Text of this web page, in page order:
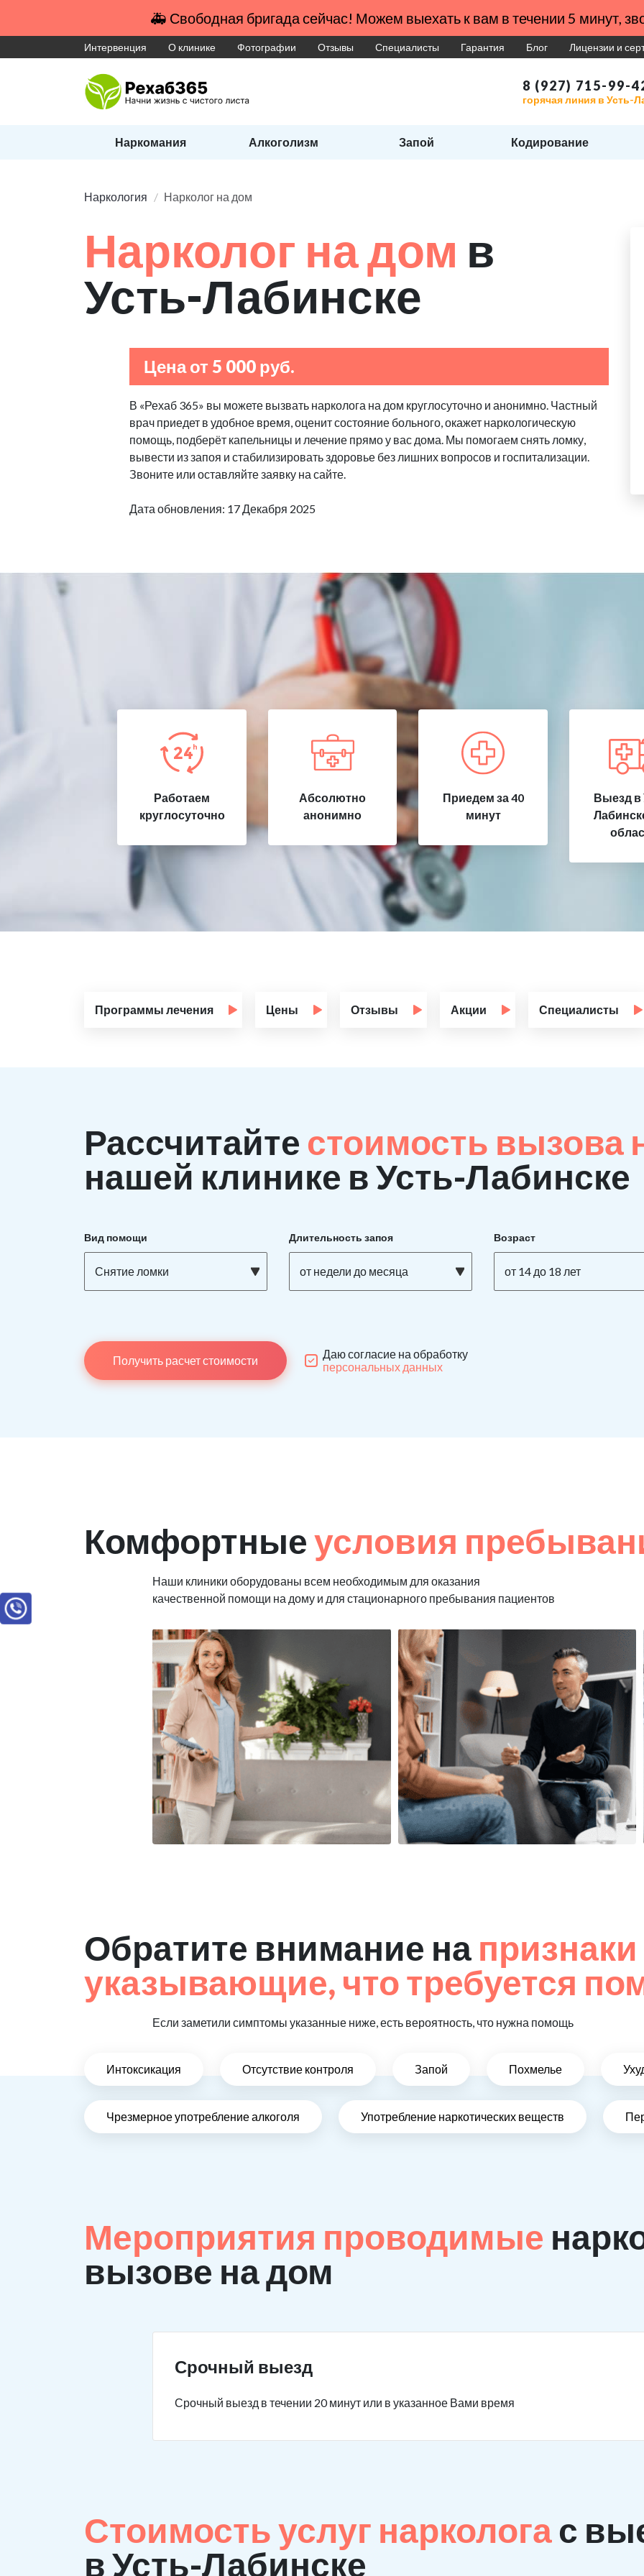
🚑 Свободная бригада сейчас! Можем выехать к вам в течении 5 минут,
Интервенция О клинике Фотографии Отзывы Специалисты Гарантия Блог Лицензии и
8 (927) 715-99-
горячая линия в Усть-
Наркомания Алкоголизм Запой Кодирование
Наркология Нарколог на дом
Нарколог на дом в
Усть-Лабинске
Цена от 5 000 руб.
В «Рехаб 365» вы можете вызвать нарколога на дом круглосуточно и анонимно. Частный
врач приедет в удобное время, оценит состояние больного, окажет наркологическую
помощь, подберёт капельницы и лечение прямо у вас дома. Мы помогаем снять ломку,
вывести из запоя и стабилизировать здоровье без лишних вопросов и госпитализации.
Звоните или оставляйте заявку на сайте.
Дата обновления: 17 Декабря 2025
Работаем
круглосуточно
Абсолютно
анонимно
Приедем за 40
минут
Выезд в
Программы лечения Цены Отзывы Акции Специалисты
Рассчитайте стоимость вызова
нашей клинике в Усть-Лабинске
Вид помощи
Снятие ломки
Длительность запоя
от недели до месяца
Возраст
от 14 до 18 лет
Получить расчет стоимости
Даю согласие на обработку
персональных данных
Комфортныеусловия
Наши клиники оборудованы всем необходимым для оказания
качественной помощи на дому и для стационарного пребывания пациентов
Обратите внимание на признаки
указывающие, что требуется
Если заметили симптомы указанные ниже, есть вероятность, что нужна помощь
Интоксикация Отсутствие контроля Запой Похмелье
Чрезмерное употребление алкоголя Употребление наркотических веществ
Мероприятия проводимые
вызове на дом
Срочный выезд
Срочный выезд в течении 20 минут или в указанное Вами время
Стоимость услуг наркологас
в Усть-Лабинске